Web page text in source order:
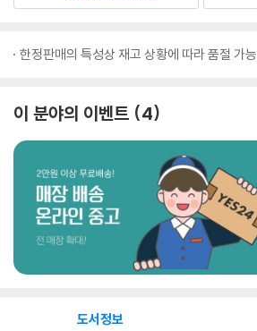
한정판매의 특성상 재고 상황에 따라 품절 가능
이 분야의 이벤트 4
도서정보